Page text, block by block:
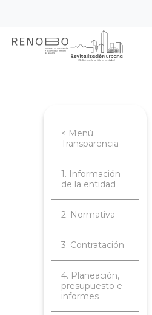
contenido
Sitio Web
< Menú
Transparencia
1. Información
de la entidad
2. Normativa
3. Contratación
4. Planeación,
presupuesto e
informes